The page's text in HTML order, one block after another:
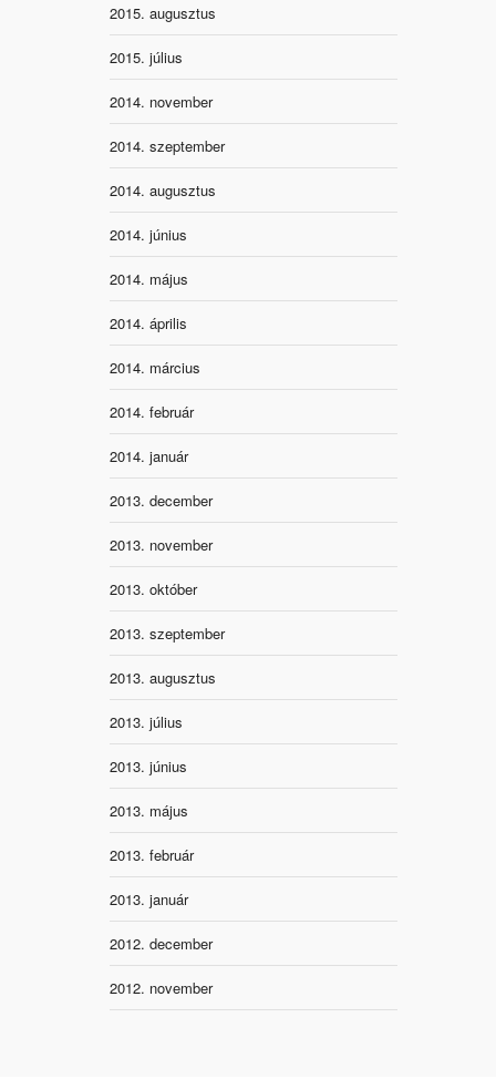
2015. augusztus
2015. július
2014. november
2014. szeptember
2014. augusztus
2014. június
2014. május
2014. április
2014. március
2014. február
2014. január
2013. december
2013. november
2013. október
2013. szeptember
2013. augusztus
2013. július
2013. június
2013. május
2013. február
2013. január
2012. december
2012. november